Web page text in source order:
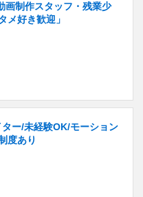
画制作スタッフ・残業少
メ好き歓迎」
ー/未経験OK/モーション
度あり